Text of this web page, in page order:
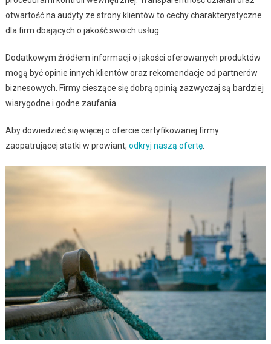
otwartość na audyty ze strony klientów to cechy charakterystyczne
dla firm dbających o jakość swoich usług.
Dodatkowym źródłem informacji o jakości oferowanych produktów
mogą być opinie innych klientów oraz rekomendacje od partnerów
biznesowych. Firmy cieszące się dobrą opinią zazwyczaj są bardziej
wiarygodne i godne zaufania.
Aby dowiedzieć się więcej o ofercie certyfikowanej firmy
zaopatrującej statki w prowiant, odkryj naszą ofertę.